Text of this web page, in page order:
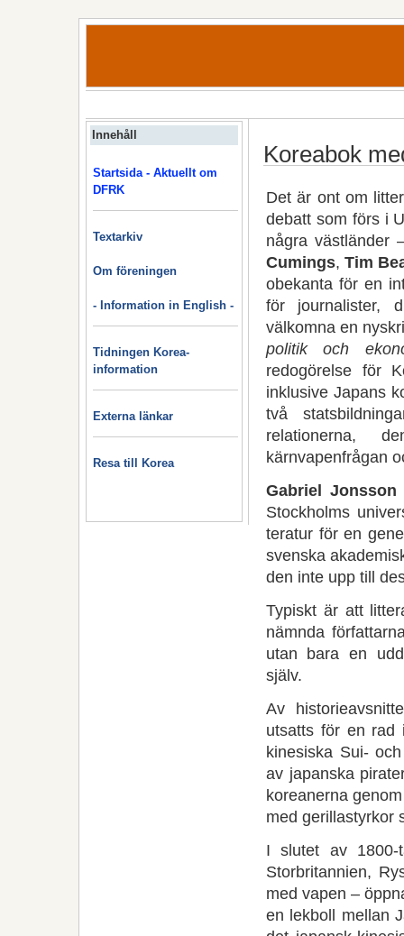
Innehåll
Startsida - Aktuellt om
DFRK
Textarkiv
Om föreningen
- Information in English -
Tidningen Korea-
information
Externa länkar
Resa till Korea
Koreabok
Det är ont om
debatt som förs i
några västländer
Cumings, Tim
obekanta för en
för journalister,
välkomna en
politik och
redogörelse för
inklusive Japans
två
relationerna,
kärnvapenfrågan
Gabriel Jonsson
Stockholms
teratur för en
svenska
den inte upp till
Typiskt är att
nämnda
utan bara en
själv.
Av
utsatts för en rad
kinesiska Sui-
av japanska
koreanerna
med gerillastyrkor
I slutet av 1800-
Storbritannien,
med vapen –
en lekboll mellan